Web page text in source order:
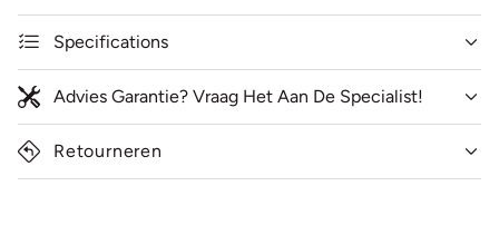
Specifications
Advies Garantie? Vraag Het Aan De Specialist!
Retourneren